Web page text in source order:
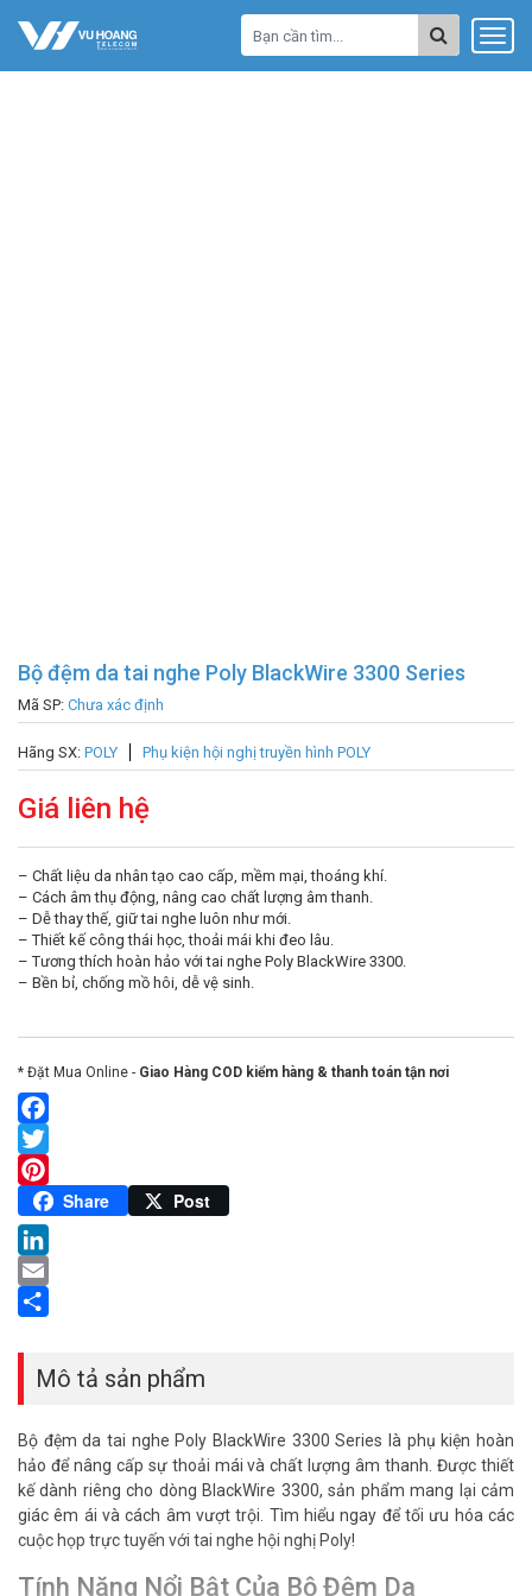
Bộ đệm da tai nghe Poly BlackWire 3300 Series
Mã SP: Chưa xác định
Hãng SX: POLY Phụ kiện hội nghị truyền hình POLY
Giá liên hệ
– Chất liệu da nhân tạo cao cấp, mềm mại, thoáng khí.
– Cách âm thụ động, nâng cao chất lượng âm thanh.
– Dễ thay thế, giữ tai nghe luôn như mới.
– Thiết kế công thái học, thoải mái khi đeo lâu.
– Tương thích hoàn hảo với tai nghe Poly BlackWire 3300.
– Bền bỉ, chống mồ hôi, dễ vệ sinh.
* Đặt Mua Online - Giao Hàng COD kiểm hàng & thanh toán tận nơi
Facebook
Twitter
Pinterest
Share Post
LinkedIn
Email
Mô tả sản phẩm
Bộ đệm da tai nghe Poly BlackWire 3300 Series là phụ kiện hoàn
hảo để nâng cấp sự thoải mái và chất lượng âm thanh. Được thiết
kế dành riêng cho dòng BlackWire 3300, sản phẩm mang lại cảm
giác êm ái và cách âm vượt trội. Tìm hiểu ngay để tối ưu hóa các
cuộc họp trực tuyến với tai nghe hội nghị Poly!
Tính Năng Nổi Bật Của Bộ Đệm Da